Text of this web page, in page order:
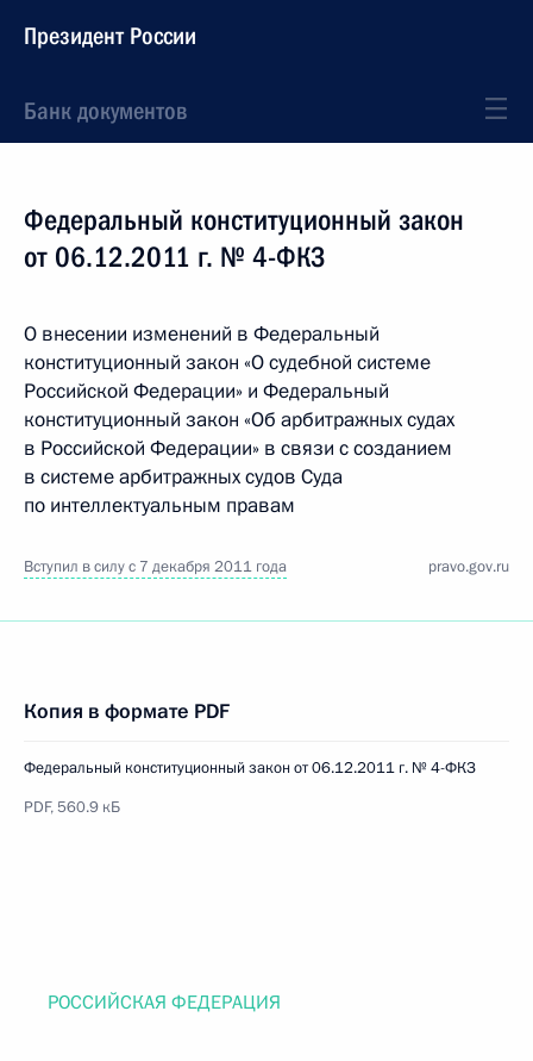
Президент России
Банк документов
Федеральный конституционный закон
от 06.12.2011 г. № 4-ФКЗ
О внесении изменений в Федеральный
конституционный закон «О судебной системе
Российской Федерации» и Федеральный
конституционный закон «Об арбитражных судах
в Российской Федерации» в связи с созданием
в системе арбитражных судов Суда
по интеллектуальным правам
Вступил в силу с 7 декабря 2011 года pravo.gov.ru
Копия в формате PDF
Федеральный конституционный закон от 06.12.2011 г. № 4-ФКЗ
PDF, 560.9 кБ
РОССИЙСКАЯ ФЕДЕРАЦИЯ